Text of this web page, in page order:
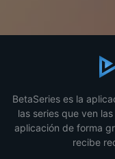
BetaSeries es la
las series que ven
aplicación de forma
recibe